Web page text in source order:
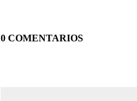
0 COMENTARIOS